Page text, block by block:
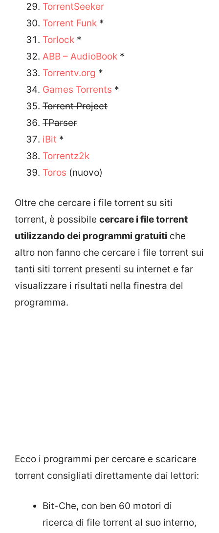
TorrentSeeker
Torrent Funk *
Torlock *
ABB – AudioBook *
Torrentv.org *
Games Torrents *
Torrent Project
TParser
iBit *
Torrentz2k
Toros (nuovo)
Oltre che cercare i file torrent su siti
torrent, è possibile cercare i file torrent
utilizzando dei programmi gratuiti che
altro non fanno che cercare i file torrent sui
tanti siti torrent presenti su internet e far
visualizzare i risultati nella finestra del
programma.
Ecco i programmi per cercare e scaricare
torrent consigliati direttamente dai lettori:
Bit-Che, con ben 60 motori di
ricerca di file torrent al suo interno,